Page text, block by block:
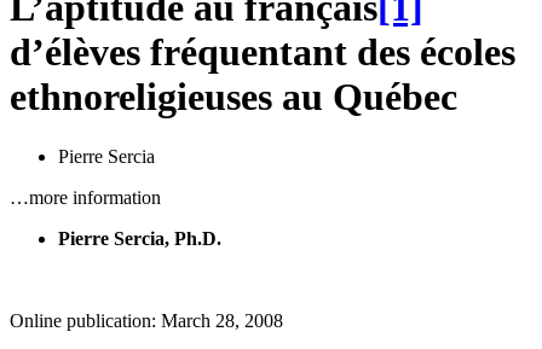
d’élèves fréquentant des écoles
ethnoreligieuses au Québec
Pierre Sercia
…more information
Pierre Sercia, Ph.D.
Online publication: March 28, 2008